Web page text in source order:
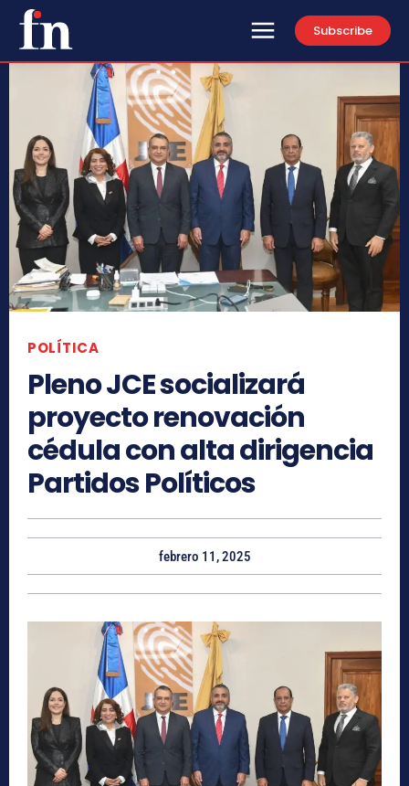
Subscribe
POLÍTICA
Pleno JCE socializará
proyecto renovación
cédula con alta dirigencia
Partidos Políticos
febrero 11, 2025